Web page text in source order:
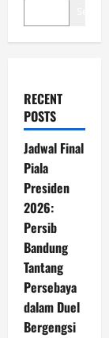
RECENT
POSTS
Jadwal Final
Piala
Presiden
2026:
Persib
Bandung
Tantang
Persebaya
dalam Duel
Bergengsi